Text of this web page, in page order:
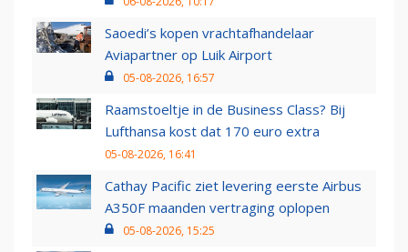
Saoedi’s kopen vrachtafhandelaar
Aviapartner op Luik Airport
05-08-2026, 16:57
Raamstoeltje in de Business Class? Bij
Lufthansa kost dat 170 euro extra
05-08-2026, 16:41
Cathay Pacific ziet levering eerste Airbus
A350F maanden vertraging oplopen
05-08-2026, 15:25